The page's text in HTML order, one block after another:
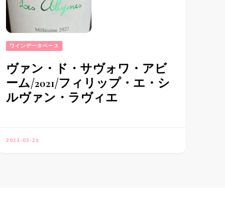
ワインデータベース
ヴァン・ド・サヴォワ・アビ
ーム/2021/フィリップ・エ・シ
ルヴァン・ラヴィエ
2023-03-21